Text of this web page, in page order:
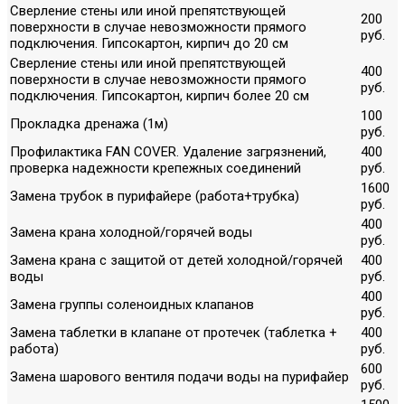
Сверление стены или иной препятствующей
поверхности в случае невозможности прямого
подключения. Гипсокартон, кирпич до 20 см
200
руб.
Сверление стены или иной препятствующей
поверхности в случае невозможности прямого
подключения. Гипсокартон, кирпич более 20 см
400
руб.
Прокладка дренажа (1м)
100
руб.
Профилактика FAN COVER. Удаление загрязнений,
проверка надежности крепежных соединений
400
руб.
Замена трубок в пурифайере (работа+трубка)
1600
руб.
Замена крана холодной/горячей воды
400
руб.
Замена крана с защитой от детей холодной/горячей
воды
400
руб.
Замена группы соленоидных клапанов
400
руб.
Замена таблетки в клапане от протечек (таблетка +
работа)
400
руб.
Замена шарового вентиля подачи воды на пурифайер
600
руб.